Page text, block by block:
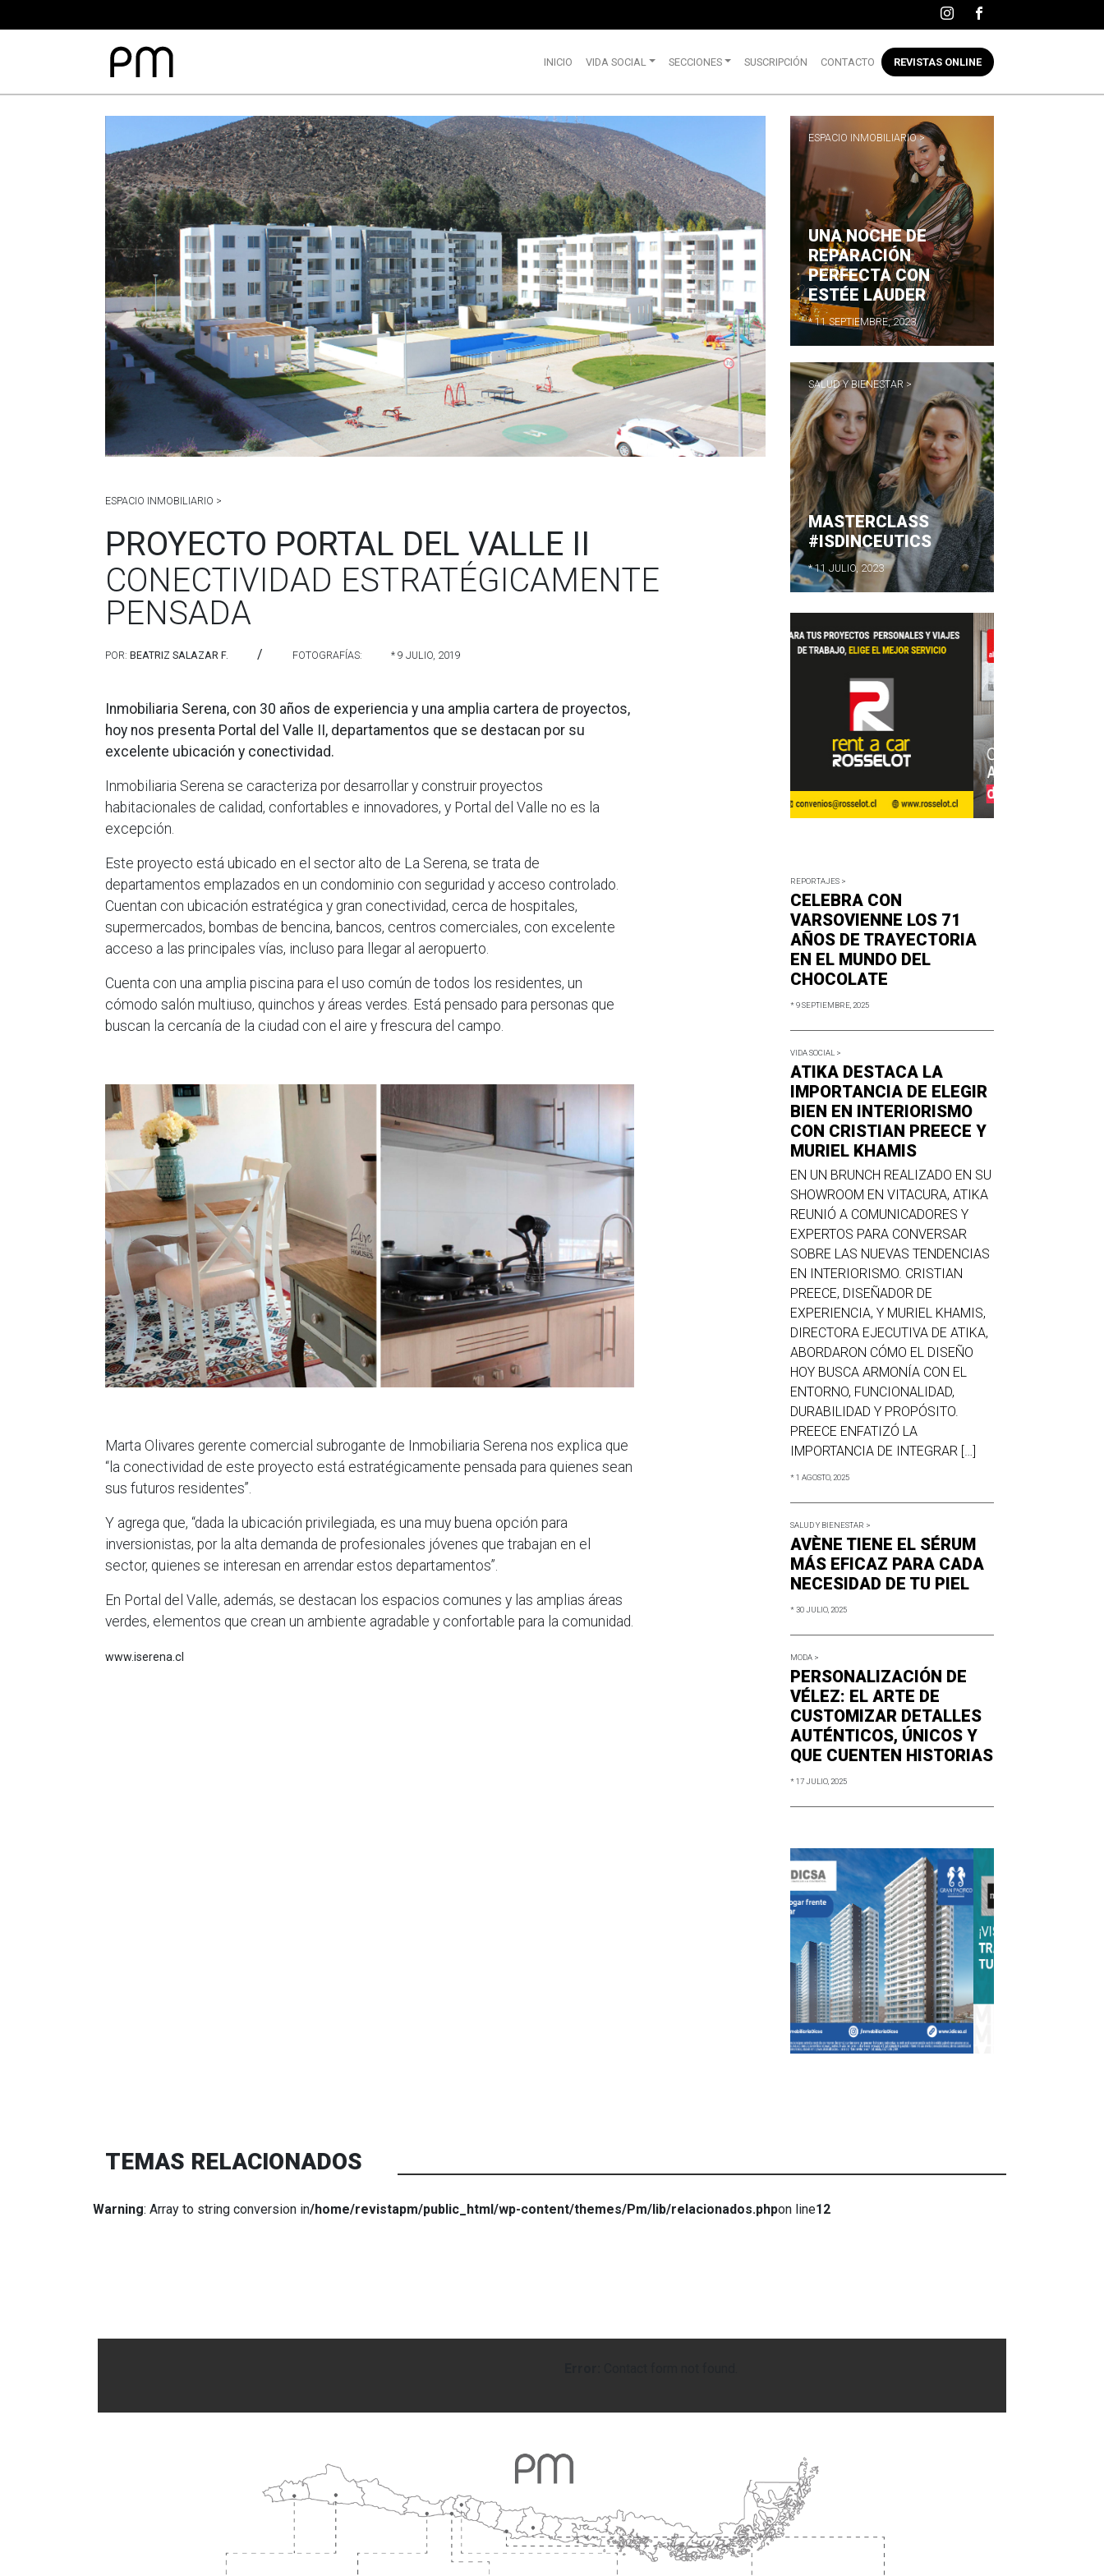
INICIO VIDA SOCIAL SECCIONES SUSCRIPCIÓN CONTACTO REVISTAS ONLINE
ESPACIO INMOBILIARIO >
PROYECTO PORTAL DEL VALLE II
CONECTIVIDAD ESTRATÉGICAMENTE
PENSADA
POR: BEATRIZ SALAZAR F. / FOTOGRAFÍAS: * 9 JULIO, 2019
Inmobiliaria Serena, con 30 años de experiencia y una amplia cartera de proyectos,
hoy nos presenta Portal del Valle II, departamentos que se destacan por su
excelente ubicación y conectividad.
Inmobiliaria Serena se caracteriza por desarrollar y construir proyectos
habitacionales de calidad, confortables e innovadores, y Portal del Valle no es la
excepción.
Este proyecto está ubicado en el sector alto de La Serena, se trata de
departamentos emplazados en un condominio con seguridad y acceso controlado.
Cuentan con ubicación estratégica y gran conectividad, cerca de hospitales,
supermercados, bombas de bencina, bancos, centros comerciales, con excelente
acceso a las principales vías, incluso para llegar al aeropuerto.
Cuenta con una amplia piscina para el uso común de todos los residentes, un
cómodo salón multiuso, quinchos y áreas verdes. Está pensado para personas que
buscan la cercanía de la ciudad con el aire y frescura del campo.
Marta Olivares gerente comercial subrogante de Inmobiliaria Serena nos explica que
“la conectividad de este proyecto está estratégicamente pensada para quienes sean
sus futuros residentes”.
Y agrega que, “dada la ubicación privilegiada, es una muy buena opción para
inversionistas, por la alta demanda de profesionales jóvenes que trabajan en el
sector, quienes se interesan en arrendar estos departamentos”.
En Portal del Valle, además, se destacan los espacios comunes y las amplias áreas
verdes, elementos que crean un ambiente agradable y confortable para la comunidad.
www.iserena.cl
ESPACIO INMOBILIARIO >
UNA NOCHE DE
REPARACIÓN
PERFECTA CON
ESTÉE LAUDER
* 11 SEPTIEMBRE, 2023
SALUD Y BIENESTAR >
MASTERCLASS
#ISDINCEUTICS
* 11 JULIO, 2023
REPORTAJES >
CELEBRA CON
VARSOVIENNE LOS 71
AÑOS DE TRAYECTORIA
EN EL MUNDO DEL
CHOCOLATE
* 9 SEPTIEMBRE, 2025
VIDA SOCIAL >
ATIKA DESTACA LA
IMPORTANCIA DE ELEGIR
BIEN EN INTERIORISMO
CON CRISTIAN PREECE Y
MURIEL KHAMIS
EN UN BRUNCH REALIZADO EN SU
SHOWROOM EN VITACURA, ATIKA
REUNIÓ A COMUNICADORES Y
EXPERTOS PARA CONVERSAR
SOBRE LAS NUEVAS TENDENCIAS
EN INTERIORISMO. CRISTIAN
PREECE, DISEÑADOR DE
EXPERIENCIA, Y MURIEL KHAMIS,
DIRECTORA EJECUTIVA DE ATIKA,
ABORDARON CÓMO EL DISEÑO
HOY BUSCA ARMONÍA CON EL
ENTORNO, FUNCIONALIDAD,
DURABILIDAD Y PROPÓSITO.
PREECE ENFATIZÓ LA
IMPORTANCIA DE INTEGRAR […]
* 1 AGOSTO, 2025
SALUD Y BIENESTAR >
AVÈNE TIENE EL SÉRUM
MÁS EFICAZ PARA CADA
NECESIDAD DE TU PIEL
* 30 JULIO, 2025
MODA >
PERSONALIZACIÓN DE
VÉLEZ: EL ARTE DE
CUSTOMIZAR DETALLES
AUTÉNTICOS, ÚNICOS Y
QUE CUENTEN HISTORIAS
* 17 JULIO, 2025
TEMAS RELACIONADOS
Warning: Array to string conversion in/home/revistapm/public_html/wp-content/themes/Pm/lib/relacionados.phpon line12